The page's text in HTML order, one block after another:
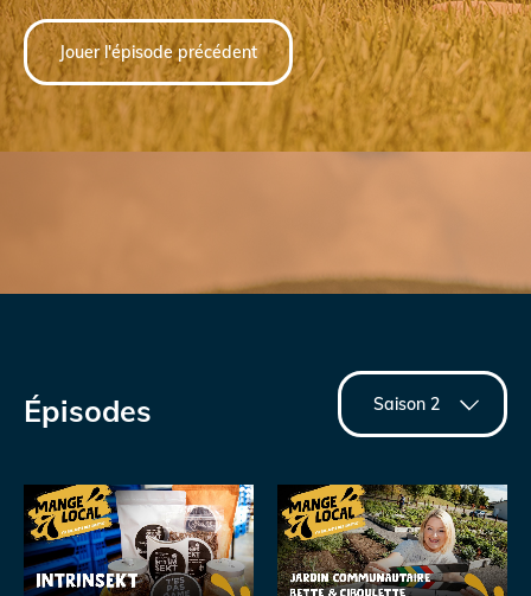
Jouer l'épisode précédent
Épisodes